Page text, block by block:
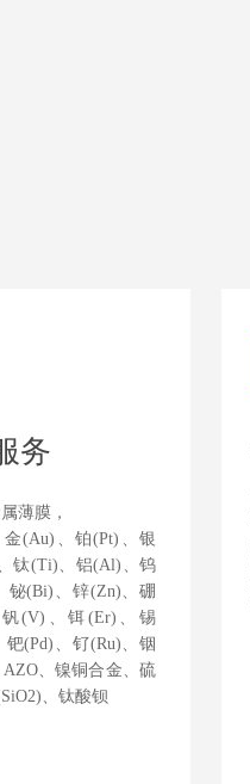
务
薄膜，
(Au)、铂(Pt)、银
钛(Ti)、铝(Al)、钨
铋(Bi)、锌(Zn)、硼
(V)、铒(Er)、锡
(Pd)、钌(Ru)、铟
、镍铜合金、硫
、钛酸钡